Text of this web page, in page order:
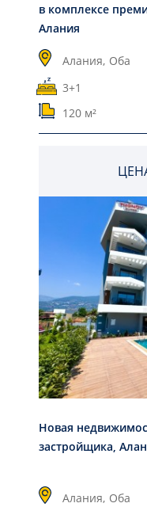
в комплексе
Алания
Алания, Оба
3+1
120 м²
Новая
застройщика,
Алания, Оба